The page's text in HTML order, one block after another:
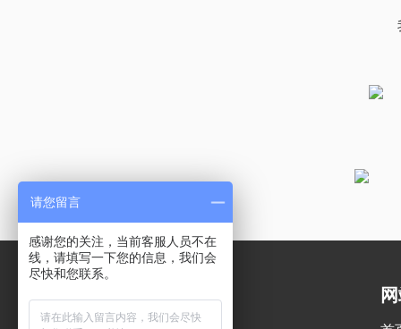
请您留言
感谢您的关注，当前客服人员不在
线，请填写一下您的信息，我们会
尽快和您联系。